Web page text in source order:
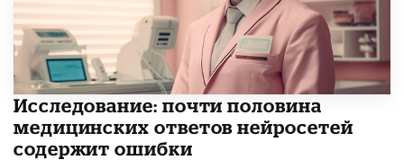
Исследование: почти половина
медицинских ответов нейросетей
содержит ошибки